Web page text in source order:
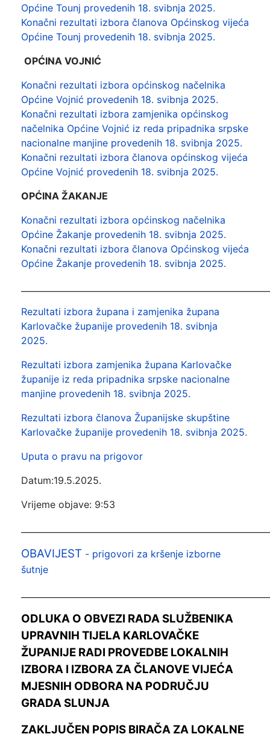
Općine Tounj provedenih 18. svibnja 2025.
Konačni rezultati izbora članova Općinskog vijeća
Općine Tounj provedenih 18. svibnja 2025.
OPĆINA VOJNIĆ
Konačni rezultati izbora općinskog načelnika
Općine Vojnić provedenih 18. svibnja 2025.
Konačni rezultati izbora zamjenika općinskog
načelnika Općine Vojnić iz reda pripadnika srpske
nacionalne manjine provedenih 18. svibnja 2025.
Konačni rezultati izbora članova općinskog vijeća
Općine Vojnić provedenih 18. svibnja 2025.
OPĆINA ŽAKANJE
Konačni rezultati izbora općinskog načelnika
Općine Žakanje provedenih 18. svibnja 2025.
Konačni rezultati izbora članova Općinskog vijeća
Općine Žakanje provedenih 18. svibnja 2025.
Rezultati izbora župana i zamjenika župana
Karlovačke županije provedenih 18. svibnja
2025.
Rezultati izbora zamjenika župana Karlovačke
županije iz reda pripadnika srpske nacionalne
manjine provedenih 18. svibnja 2025.
Rezultati izbora članova Županijske skupštine
Karlovačke županije provedenih 18. svibnja 2025.
Uputa o pravu na prigovor
Datum:19.5.2025.
Vrijeme objave: 9:53
OBAVIJEST - prigovori za kršenje izborne
šutnje
ODLUKA O OBVEZI RADA SLUŽBENIKA
UPRAVNIH TIJELA KARLOVAČKE
ŽUPANIJE RADI PROVEDBE LOKALNIH
IZBORA I IZBORA ZA ČLANOVE VIJEĆA
MJESNIH ODBORA NA PODRUČJU
GRADA SLUNJA
ZAKLJUČEN POPIS BIRAČA ZA LOKALNE